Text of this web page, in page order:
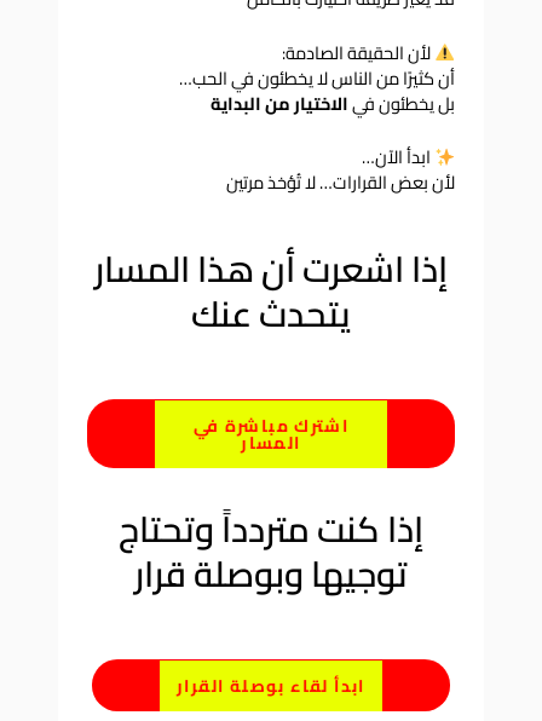
لأن الحقيقة الصادمة:
أن كثيرًا من الناس لا يخطئون في الحب…
بل يخطئون فيالاختيار من البداية
ابدأ الآن…
لأن بعض القرارات… لا تُؤخذ مرتين
إذا اشعرت أن هذا المسار
يتحدث عنك
اشترك مباشرة في
المسار
إذا كنت متردداً وتحتاج
توجيها وبوصلة قرار
ابدأ لقاء بوصلة القرار